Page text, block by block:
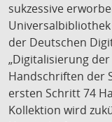
sukzessive
der Deutschen
„Digitalisierung
Handschriften der
ersten Schritt 74
Kollektion wird